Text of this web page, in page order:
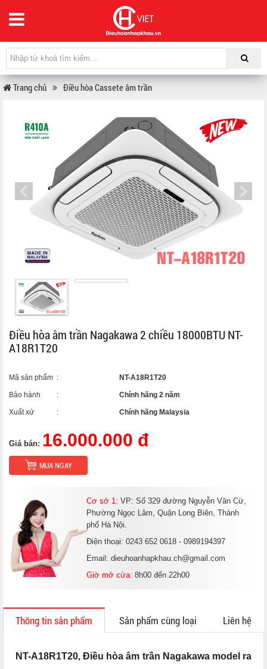
Trang chủ Điều hòa Cassete âm trần
Điều hòa âm trần Nagakawa 2 chiều 18000BTU NT-
A18R1T20
Mã sản phẩm : NT-A18R1T20
Bảo hành : Chính hãng 2 năm
Xuất xứ : Chính hãng Malaysia
Giá bán: 16.000.000 đ
MUA NGAY
Cơ sở 1: VP: Số 329 đường Nguyễn Văn Cừ,
Phường Ngọc Lâm, Quận Long Biên, Thành
phố Hà Nội.
Điện thoại: 0243 652 0618 - 0989194397
Email: dieuhoanhapkhau.ch@gmail.com
Giờ mở cửa: 8h00 đến 22h00
Thông tin sản phẩm Sản phẩm cùng loại Liên hệ
NT-A18R1T20, Điều hòa âm trần Nagakawa model ra